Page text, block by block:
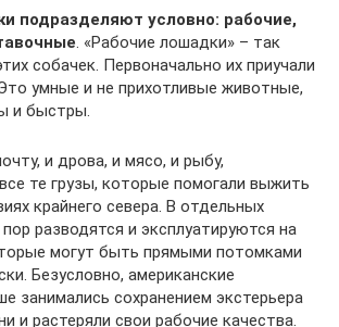
подразделяют условно: рабочие,
. «Рабочие лошадки» – так
собачек. Первоначально их приучали
умные и не прихотливые животные,
и быстры.
и дрова, и мясо, и рыбу,
те грузы, которые помогали выжить
крайнего севера. В отдельных
разводятся и эксплуатируются на
могут быть прямыми потомками
Безусловно, американские
занимались сохранением экстерьера
и растеряли свои рабочие качества.